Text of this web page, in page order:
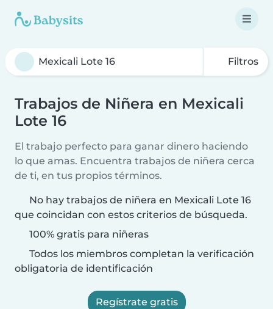
Filtros
Trabajos de Niñera en Mexicali
Lote 16
El trabajo perfecto para ganar dinero haciendo
lo que amas. Encuentra trabajos de niñera cerca
de ti, en tus propios términos.
No hay trabajos de niñera en Mexicali Lote 16
que coincidan con estos criterios de búsqueda.
100% gratis para niñeras
Todos los miembros completan la verificación
obligatoria de identificación
Regístrate gratis